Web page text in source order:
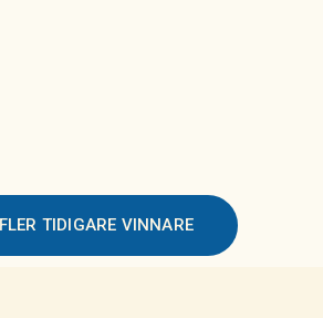
FLER TIDIGARE VINNARE